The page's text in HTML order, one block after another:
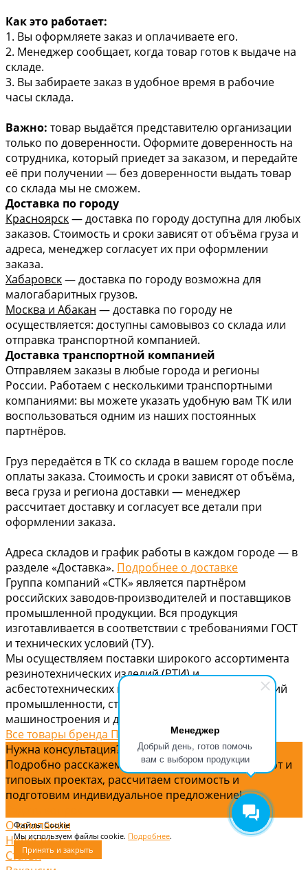
Менеджер
Добрый день, готов помочь
вам с выбором продукции
Файлы Cookie
Мы используем файлы cookie. Подробнее.
Принять и закрыть
Как это работает:
1. Вы оформляете заказ и оплачиваете его.
2. Менеджер сообщает, когда товар готов к выдаче на
складе.
3. Вы забираете заказ в удобное время в рабочие
часы склада.
Важно: товар выдаётся представителю организации
только по доверенности. Оформите доверенность на
сотрудника, который приедет за заказом, и передайте
её при получении — без доверенности выдать товар
со склада мы не сможем.
Доставка по городу
Красноярск— доставка по городу доступна для любых
заказов. Стоимость и сроки зависят от объёма груза и
адреса, менеджер согласует их при оформлении
заказа.
Хабаровск— доставка по городу возможна для
малогабаритных грузов.
Москва и Абакан — доставка по городу не
осуществляется: доступны самовывоз со склада или
отправка транспортной компанией.
Доставка транспортной компанией
Отправляем заказы в любые города и регионы
России. Работаем с несколькими транспортными
компаниями: вы можете указать удобную вам ТК или
воспользоваться одним из наших постоянных
партнёров.
Груз передаётся в ТК со склада в вашем городе после
оплаты заказа. Стоимость и сроки зависят от объёма,
веса груза и региона доставки — менеджер
рассчитает доставку и согласует все детали при
оформлении заказа.
Адреса складов и график работы в каждом городе — в
разделе «Доставка». Подробнее о доставке
Группа компаний «СТК» является партнёром
российских заводов-производителей и поставщиков
промышленной продукции. Вся продукция
изготавливается в соответствии с требованиями ГОСТ
и технических условий (ТУ).
Мы осуществляем поставки широкого ассортимента
резинотехнических изделий (РТИ) и
асбестотехнических изделий (АТИ) для предприятий
промышленности, строительства, энергетики,
машиностроения и других отраслей.
Все товары бренда Продукция по ГОСТ
Нужна консультация?
Подробно расскажем о наших услугах, видах работ и
типовых проектах, рассчитаем стоимость и
подготовим индивидуальное предложение!
О компании
Новости
Статьи